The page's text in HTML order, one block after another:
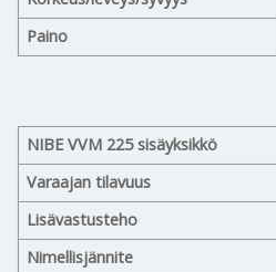
Paino
NIBE VVM 225 sisäyksikkö
Varaajan tilavuus
Lisävastusteho
Nimellisjännite